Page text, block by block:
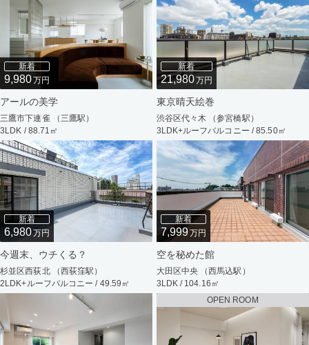
新着
9,980万円
アールの美学
三鷹市下連雀 （三鷹駅）
3LDK / 88.71㎡
新着
21,980万円
東京晴天絵巻
渋谷区代々木 （参宮橋駅）
3LDK+ルーフバルコニー / 85.50㎡
新着
6,980万円
今週末、ウチくる？
杉並区西荻北 （西荻窪駅）
2LDK+ルーフバルコニー / 49.59㎡
新着
7,999万円
空を秘めた館
大田区中央 （西馬込駅）
3LDK / 104.16㎡
OPEN ROOM